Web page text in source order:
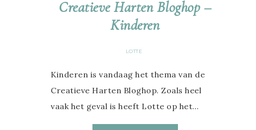
Creatieve Harten Bloghop –
Kinderen
LOTTE
Kinderen is vandaag het thema van de
Creatieve Harten Bloghop. Zoals heel
vaak het geval is heeft Lotte op het…